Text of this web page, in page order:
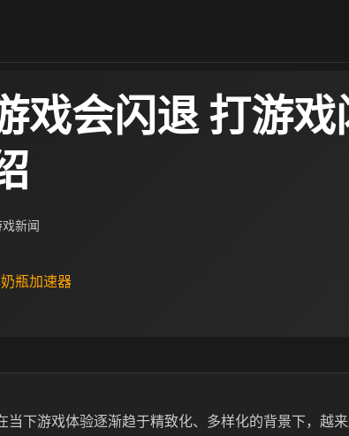
戏会闪退 打游
新闻
瓶加速器
当下游戏体验逐渐趋于精致化、多样化的背景下，越